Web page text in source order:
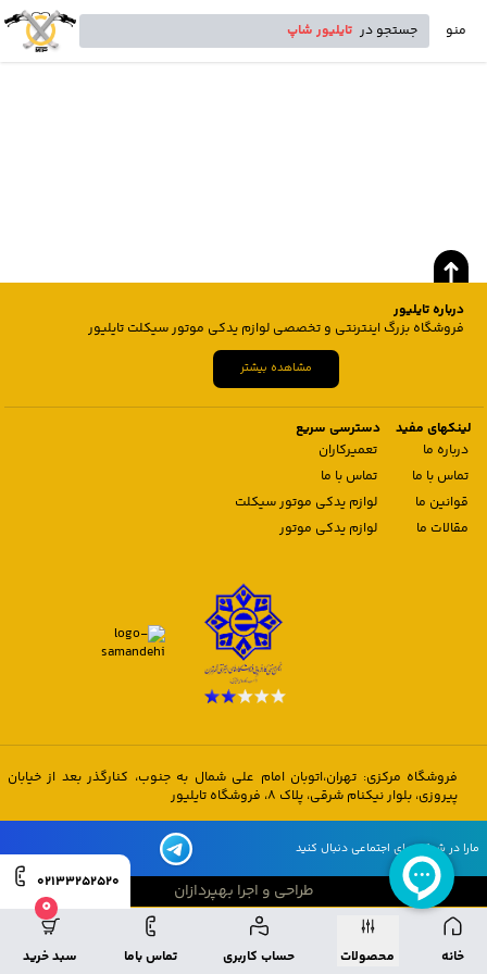
منو جستجو در تایلیور شاپ
خانه محصولات حساب کاربری تماس باما
0
سبد خرید
02133252520
درباره تایلیور
فروشگاه بزرگ اینترنتی و تخصصی لوازم یدکی موتور سیکلت تایلیور
مشاهده بیشتر
لینکهای مفید
درباره ما
تماس با ما
قوانین ما
مقالات ما
دسترسی سریع
تعمیرکاران
تماس با ما
لوازم یدکی موتور سیکلت
لوازم یدکی موتور
فروشگاه مرکزی: تهران،اتوبان امام علی شمال به جنوب، کنارگذر بعد از خیابان
پیروزی، بلوار نیکنام شرقی، پلاک 8، فروشگاه تایلیور
مارا در شبکه های اجتماعی دنبال کنید
طراحی و اجرا بهپردازان
طراحی و اجرا بهپردازان